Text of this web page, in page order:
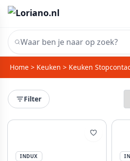
Home > Keuken > Keuken
Filter
INDUX